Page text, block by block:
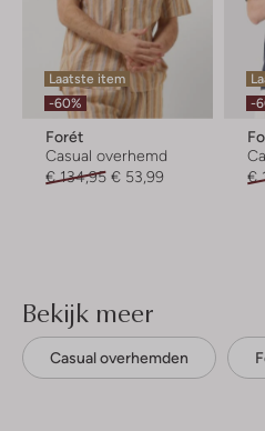
Laatste item
-60%
Forét
Casual overhemd
€ 134,95 € 53,99
-
€
Bekijk meer
Casual overhemden